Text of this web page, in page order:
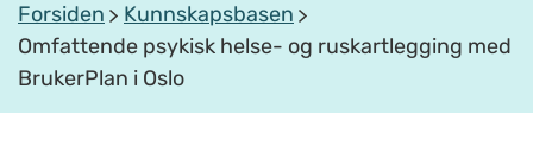
Forsiden
Kunnskapsbasen
Omfattende psykisk helse- og ruskartlegging med
BrukerPlan i Oslo